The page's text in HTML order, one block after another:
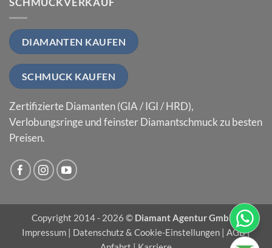
DIAMANTEN KAUFEN
SCHMUCK KAUFEN
Zertifizierte Diamanten (GIA / IGI / HRD),
Verlobungsringe und feinster Diamantschmuck zu besten
Preisen.
Copyright 2014 - 2026 © Diamant Agentur GmbH |
Impressum | Datenschutz & Cookie-Einstellungen | AGB|